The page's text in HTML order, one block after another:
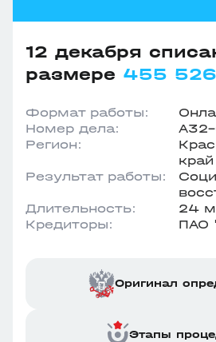
12 декабря
размере 455
Формат работы:
Номер дела:
Регион:
край
Результат работы:
Длительность:
24
Кредиторы:
ПАО
Оригинал
Этапы